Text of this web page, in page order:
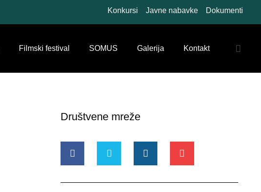
Konkursi Javne nabavke Dokumenti
Filmski festival SOMUS Galerija Kontakt
Društvene mreže